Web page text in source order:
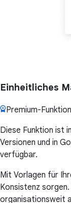
Einheitliches
Premium-Funktion
Diese Funktion ist
Versionen und in
verfügbar.
Mit Vorlagen für
Konsistenz
organisationsweit